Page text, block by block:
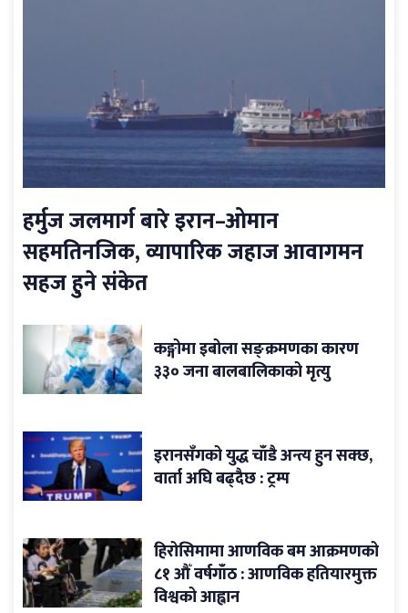
हर्मुज जलमार्ग बारे इरान–ओमान
सहमतिनजिक, व्यापारिक जहाज आवागमन
सहज हुने संकेत
कङ्गोमा इबोला सङ्क्रमणका कारण
३३० जना बालबालिकाको मृत्यु
इरानसँगको युद्ध चाँडै अन्त्य हुन सक्छ,
वार्ता अघि बढ्दैछ : ट्रम्प
हिरोसिमामा आणविक बम आक्रमणको
८१ औँ वर्षगाँठ : आणविक हतियारमुक्त
विश्वको आह्वान